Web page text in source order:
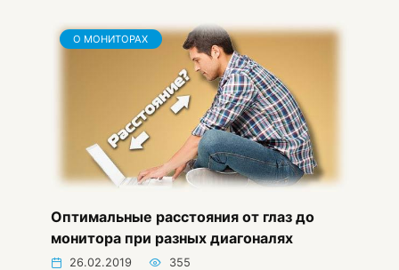
О МОНИТОРАХ
Оптимальные расстояния от глаз до
монитора при разных диагоналях
26.02.2019 355